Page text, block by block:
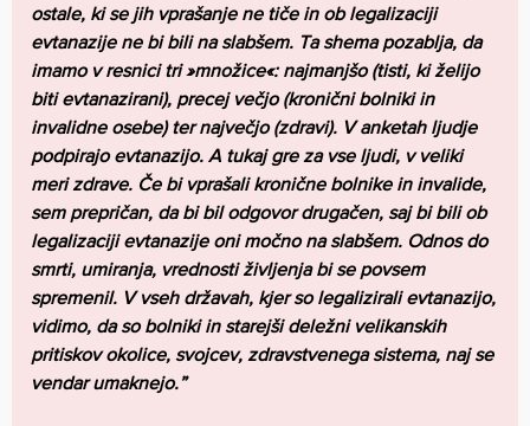
ostale, ki se jih vprašanje ne tiče in ob legalizaciji
evtanazije ne bi bili na slabšem. Ta shema pozablja, da
imamo v resnici tri »množice«: najmanjšo (tisti, ki želijo
biti evtanazirani), precej večjo (kronični bolniki in
invalidne osebe) ter največjo (zdravi). V anketah ljudje
podpirajo evtanazijo. A tukaj gre za vse ljudi, v veliki
meri zdrave. Če bi vprašali kronične bolnike in invalide,
sem prepričan, da bi bil odgovor drugačen, saj bi bili ob
legalizaciji evtanazije oni močno na slabšem. Odnos do
smrti, umiranja, vrednosti življenja bi se povsem
spremenil. V vseh državah, kjer so legalizirali evtanazijo,
vidimo, da so bolniki in starejši deležni velikanskih
pritiskov okolice, svojcev, zdravstvenega sistema, naj se
vendar umaknejo.”